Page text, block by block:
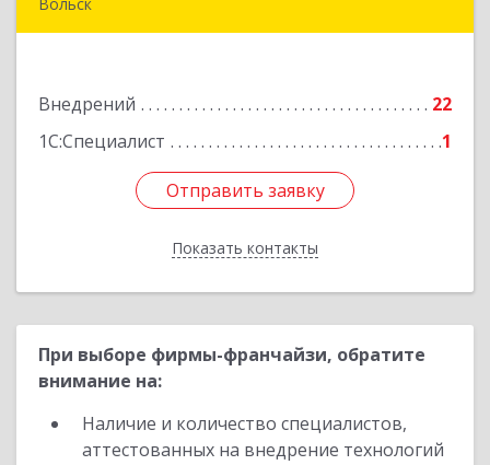
Внедрений
22
1С:Специалист
1
Отправить заявку
Показать контакты
Подробнее
Отправить заявку
Назад
При выборе фирмы-франчайзи, обратите
внимание на:
Наличие и количество специалистов,
аттестованных на внедрение технологий